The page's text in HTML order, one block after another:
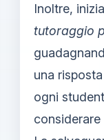
Inoltre,
tutoraggio
una
ogni